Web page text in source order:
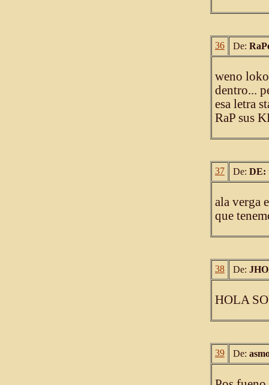
36 De:
weno
dentro...
esa letra
RaP sus
37 De: DE:
ala verga
que
38 De:
HOLA
39 De: